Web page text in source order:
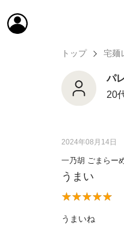
トップ 宅麺
パ
20
2024年08月14日
一乃胡 ごまらー
うまい
うまいね